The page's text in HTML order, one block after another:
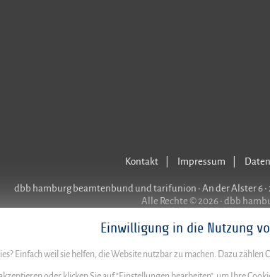
Kontakt Impressum
dbb hamburg beamtenbund und tarifunion • An der Alster 6 •
Alle Rechte © 2026 • dbb
Einwilligung in die Nutzung
Einfach weil sie helfen, die Website nutzbar zu machen. Dazu